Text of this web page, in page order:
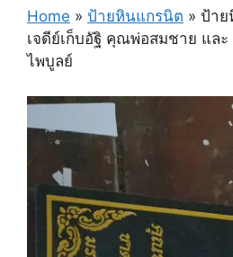
Home » ป้ายหินแกรนิต » ป้าย
เจดีย์เก็บอัฐิ คุณพ่อสมชาย แล
ไพบูลย์